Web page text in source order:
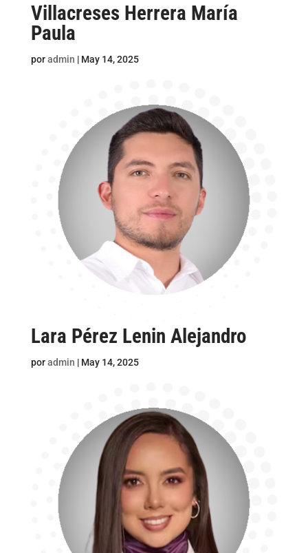
Villacreses Herrera María
Paula
poradmin | May 14, 2025
Lara Pérez Lenin Alejandro
poradmin | May 14, 2025